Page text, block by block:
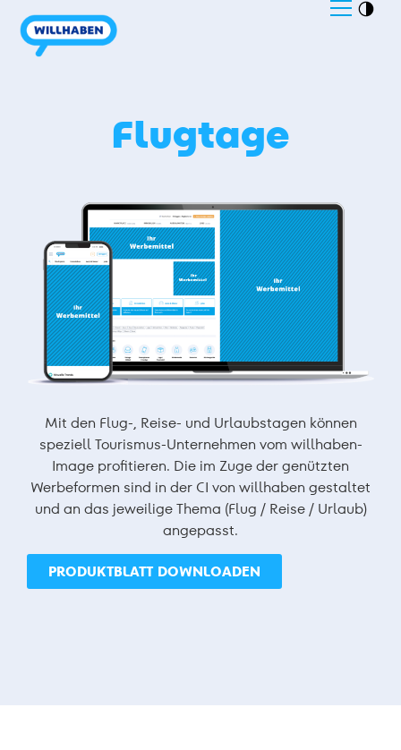
Flugtage
Mit den Flug-, Reise- und Urlaubstagen können
speziell Tourismus-Unternehmen vom willhaben-
Image profitieren. Die im Zuge der genützten
Werbeformen sind in der CI von willhaben gestaltet
und an das jeweilige Thema (Flug / Reise / Urlaub)
angepasst.
PRODUKTBLATT DOWNLOADEN